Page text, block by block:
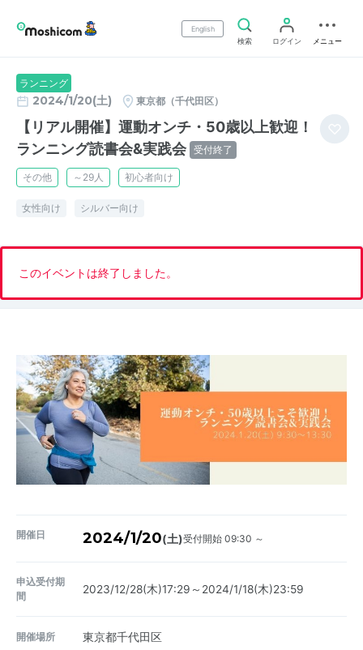
English
検索
ログイン メニュー
ランニング
2024/1/20(土) 東京都（千代田区）
【リアル開催】運動オンチ・50歳以上歓迎！
ランニング読書会&実践会 受付終了
その他 ～29人 初心者向け
女性向け シルバー向け
このイベントは終了しました。
開催日 2024/1/20(土)受付開始 09:30 ～
申込受付期
間
2023/12/28(木)17:29～2024/1/18(木)23:59
開催場所 東京都千代田区